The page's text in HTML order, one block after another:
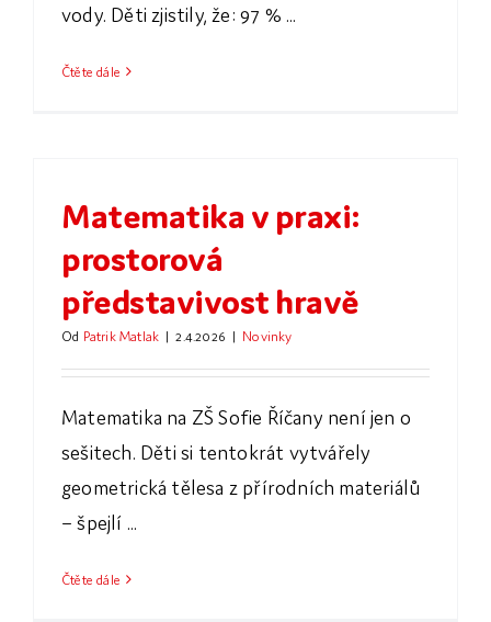
vody. Děti zjistily, že: 97 % ...
Čtěte dále
Matematika v praxi:
prostorová
představivost hravě
Od Patrik Matlak | 2.4.2026 | Novinky
Matematika na ZŠ Sofie Říčany není jen o
sešitech. Děti si tentokrát vytvářely
geometrická tělesa z přírodních materiálů
– špejlí ...
Čtěte dále